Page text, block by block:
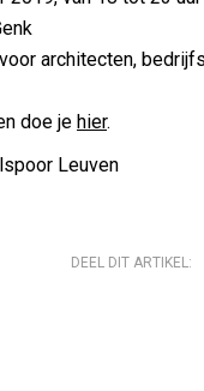
architecten,
doe je hier.
Leuven
DEEL DIT ARTIKEL: